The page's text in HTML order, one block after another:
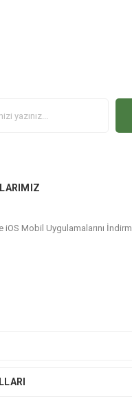
Mobil Uygulamalarını